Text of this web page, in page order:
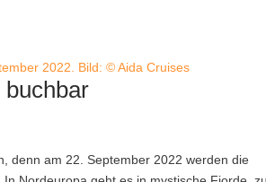
2022. Bild: © Aida Cruises
denn am 22. September 2022 werden die